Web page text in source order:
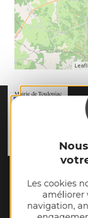
Les cookies
améliorer
navigation,
Fermé au
Mardi, mercredi
- 17h30